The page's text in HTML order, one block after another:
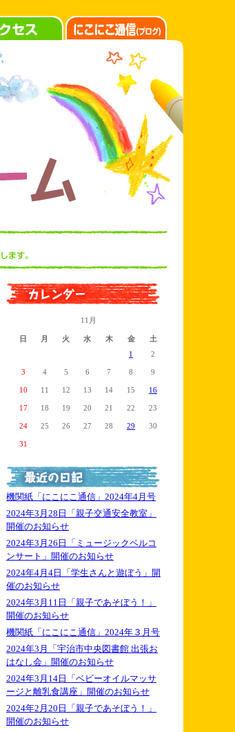
11月
日 月 火 水 木 金
土
1
2
3 4 5 6 7 8 9
10 11 12 13 14 15 16
17 18 19 20 21 22 23
24 25 26 27 28 29 30
31
機関紙「にこにこ通信」2024年4月号
2024年3月28日「親子交通安全教室」
開催のお知らせ
2024年3月26日「ミュージックベルコ
ンサート」開催のお知らせ
2024年4月4日「学生さんと遊ぼう」開
催のお知らせ
2024年3月11日「親子であそぼう！」
開催のお知らせ
機関紙「にこにこ通信」2024年３月号
2024年3月「宇治市中央図書館 出張お
はなし会」開催のお知らせ
2024年3月14日「ベビーオイルマッサ
ージと離乳食講座」開催のお知らせ
2024年2月20日「親子であそぼう！」
開催のお知らせ